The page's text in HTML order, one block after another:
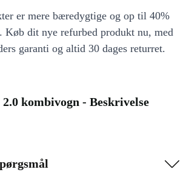
er mere bæredygtige og op til 40%
Køb dit nye refurbed produkt nu, med
garanti og altid 30 dages returret.
kombivogn - Beskrivelse